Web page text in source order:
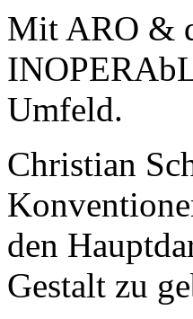
Mit ARO &
Umfeld.
Christian
den
Gestalt zu